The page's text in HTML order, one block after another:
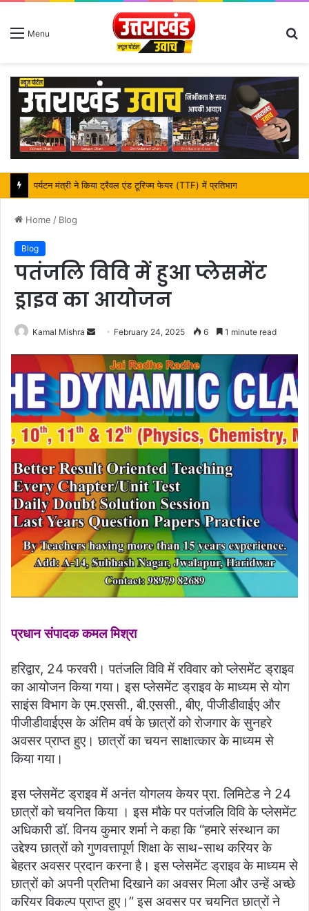
Menu
महापौर शंभू पासवान के जन्मदिवस पर क्षेत्र में विकास की सौगात
Home / Blog
Blog
पतंजलि विवि में हुआ प्लेसमेंट
ड्राइव का आयोजन
Kamal Mishra
Send
email
February 24, 2025 6 1 minute read
प्रधान संपादक कमल मिश्रा
हरिद्वार, 24 फरवरी। पतंजलि विवि में रविवार को प्लेसमेंट ड्राइव
का आयोजन किया गया। इस प्लेसमेंट ड्राइव के माध्यम से योग
साइंस विभाग के एम.एससी., बी.एससी., बीए, पीजीडीवाईए और
पीजीडीवाईएस के अंतिम वर्ष के छात्रों को रोजगार के सुनहरे
अवसर प्राप्त हुए। छात्रों का चयन साक्षात्कार के माध्यम से
किया गया।
इस प्लेसमेंट ड्राइव में अनंत योगलय केयर प्रा. लिमिटेड ने 24
छात्रों को चयनित किया । इस मौके पर पतंजलि विवि के प्लेसमेंट
अधिकारी डॉ. विनय कुमार शर्मा ने कहा कि “हमारे संस्थान का
उद्देश्य छात्रों को गुणवत्तापूर्ण शिक्षा के साथ-साथ करियर के
बेहतर अवसर प्रदान करना है। इस प्लेसमेंट ड्राइव के माध्यम से
छात्रों को अपनी प्रतिभा दिखाने का अवसर मिला और उन्हें अच्छे
करियर विकल्प प्राप्त हुए।” इस अवसर पर चयनित छात्रों ने